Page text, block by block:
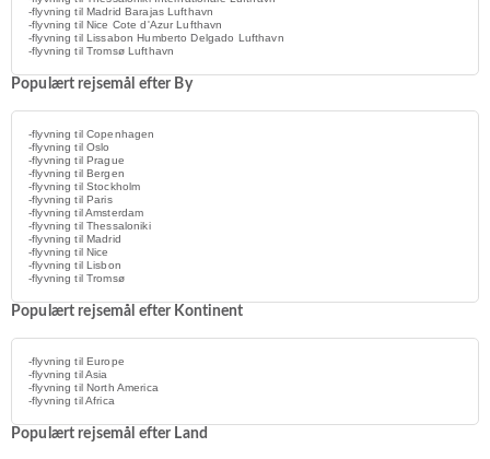
-flyvning til Madrid Barajas Lufthavn
-flyvning til Nice Cote d'Azur Lufthavn
-flyvning til Lissabon Humberto Delgado Lufthavn
-flyvning til Tromsø Lufthavn
Populært rejsemål efter By
-flyvning til Copenhagen
-flyvning til Oslo
-flyvning til Prague
-flyvning til Bergen
-flyvning til Stockholm
-flyvning til Paris
-flyvning til Amsterdam
-flyvning til Thessaloniki
-flyvning til Madrid
-flyvning til Nice
-flyvning til Lisbon
-flyvning til Tromsø
Populært rejsemål efter Kontinent
-flyvning til Europe
-flyvning til Asia
-flyvning til North America
-flyvning til Africa
Populært rejsemål efter Land